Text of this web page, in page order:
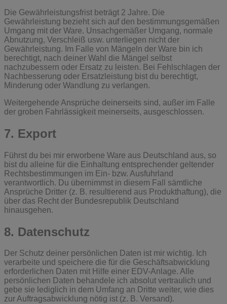
Die Gewährleistungsfrist beträgt 2 Jahre. Die
Gewährleistung bezieht sich auf den bestimmungsgemäßen
Umgang mit der Ware. Unsachgemäßer Umgang, normale
Abnutzung, Verschleiß usw. unterliegen nicht der
Gewährleistung. Im Falle von Mängeln der Ware bin ich
berechtigt, nach deiner Wahl die Mängel selbst
nachzubessern oder Ersatz zu leisten. Bei Fehlschlagen der
Nachbesserung oder Ersatzleistung bist du berechtigt,
Minderung oder Wandlung zu verlangen.
Weitergehende Ansprüche deinerseits sind, außer im Falle
der groben Fahrlässigkeit meinerseits, ausgeschlossen.
7. Export
Führst du bei mir erworbene Ware aus Deutschland aus, so
bist du alleine für die Einhaltung entsprechender geltender
Rechtsbestimmungen im Ein- bzw. Ausfuhrland
verantwortlich. Du übernimmst in diesem Fall sämtliche
Ansprüche Dritter (z. B. resultierend aus Produkthaftung), die
über das Recht der Bundesrepublik Deutschland
hinausgehen.
8. Datenschutz
Der Schutz deiner persönlichen Daten ist mir wichtig. Ich
verarbeite und speichere die für die Geschäftsabwicklung
erforderlichen Daten mit Hilfe einer EDV-Anlage. Alle
persönlichen Daten behandele ich absolut vertraulich und
gebe sie lediglich in dem Umfang an Dritte weiter, wie dies
zur Auftragsabwicklung nötig ist (z. B. Versand).